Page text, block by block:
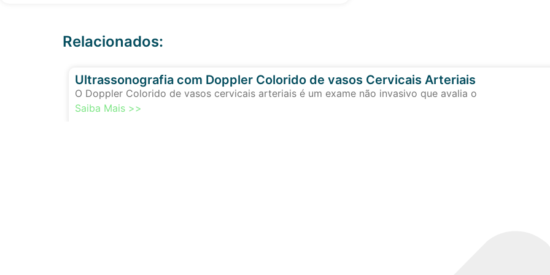
Relacionados:
Ultrassonografia com Doppler Colorido de vasos Cervicais Arteriais
O Doppler Colorido de vasos cervicais arteriais é um exame não invasivo que avalia o
Saiba Mais >>